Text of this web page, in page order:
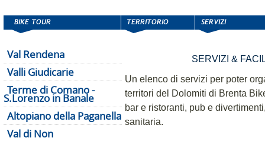
Val Rendena
Valli Giudicarie
Terme di Comano -
S.Lorenzo in Banale
Altopiano della Paganella
Val di Non
SERVIZI &
Un elenco di servizi per poter
territori del Dolomiti di Brenta
bar e ristoranti, pub e
sanitaria.